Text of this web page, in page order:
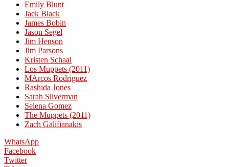
Emily Blunt
Jack Black
James Bobin
Jason Segel
Jim Henson
Jim Parsons
Kristen Schaal
Los Muppets (2011)
MArcos Rodriguez
Rashida Jones
Sarah Silverman
Selena Gomez
The Muppets (2011)
Zach Galifianakis
WhatsApp
Facebook
Twitter